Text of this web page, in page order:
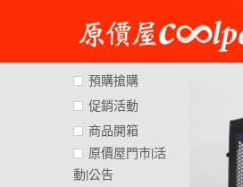
content
預購搶購
促銷活動
商品開箱
原價屋門市|活
動|公告